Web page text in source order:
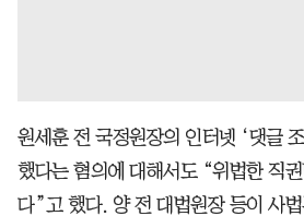
원세훈 전 국정원장의 인터넷 ‘댓글
했다는 혐의에 대해서도 “위법한 직
다”고 했다. 양 전 대법원장 등이 사